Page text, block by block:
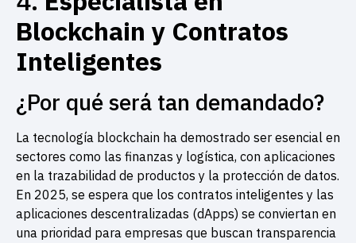
Blockchain y Contratos
Inteligentes
¿Por qué será tan demandado?
La tecnología blockchain ha demostrado ser esencial en
sectores como las finanzas y logística, con aplicaciones
en la trazabilidad de productos y la protección de datos.
En 2025, se espera que los contratos inteligentes y las
aplicaciones descentralizadas (dApps) se conviertan en
una prioridad para empresas que buscan transparencia